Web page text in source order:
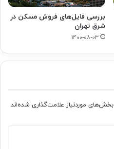
بررسی فایل‌های فروش مسکن در
شرق تهران
۱۴۰۰-۰۸-۰۳
بخش‌های موردنیاز علامت‌گذاری شده‌اند